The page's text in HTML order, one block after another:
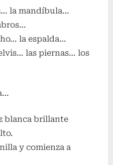
la mandíbula…
la espalda…
las piernas… los
blanca brillante
y comienza a